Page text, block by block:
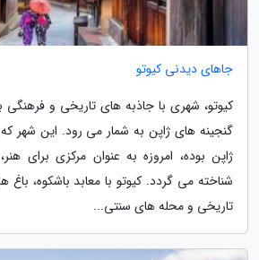
جاهای دیدنی کیوتو
کیوتو، شهری با جاذبه های تاریخی و
گنجینه های ژاپن به شمار می رود. این شهر که
ژاپن بوده، امروزه به عنوان مرکزی برای
شناخته می گردد. کیوتو با معابد باشکوه، باغ
تاریخی و محله های سنتی...